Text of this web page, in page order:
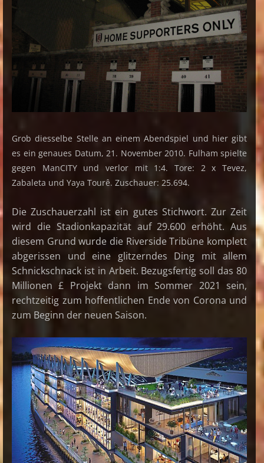
Grob diesselbe Stelle an einem Abendspiel und hier gibt
es ein genaues Datum, 21. November 2010. Fulham spielte
gegen ManCITY und verlor mit 1:4. Tore: 2 x Tevez,
Zabaleta und Yaya Tourê. Zuschauer: 25.694.
Die Zuschauerzahl ist ein gutes Stichwort. Zur Zeit
wird die Stadionkapazität auf 29.600 erhöht. Aus
diesem Grund wurde die Riverside Tribüne komplett
abgerissen und eine glitzerndes Ding mit allem
Schnickschnack ist in Arbeit. Bezugsfertig soll das 80
Millionen £ Projekt dann im Sommer 2021 sein,
rechtzeitig zum hoffentlichen Ende von Corona und
zum Beginn der neuen Saison.